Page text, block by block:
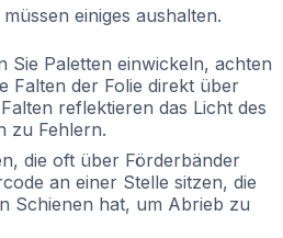
einiges aushalten.
Sie Paletten einwickeln, achten
Falten der Folie direkt über
reflektieren das Licht des
zu Fehlern.
die oft über Förderbänder
an einer Stelle sitzen, die
Schienen hat, um Abrieb zu